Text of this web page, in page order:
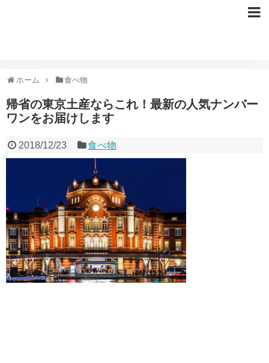
ホーム 食べ物
帰省の東京土産ならこれ！最新の人気ナンバー
ワンをお届けします
2018/12/23 食べ物